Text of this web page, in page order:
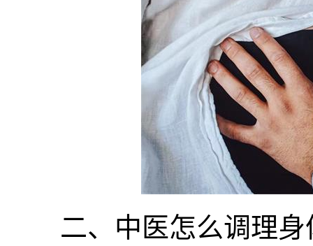
二、中医怎么调理身